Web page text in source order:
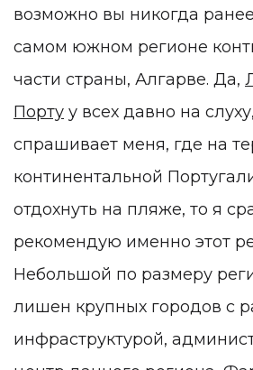
возможно вы никогда
самом южном регионе
части страны, Алгарве. Да,
Порту у всех давно на
спрашивает меня, где на
континентальной
отдохнуть на пляже, то я
рекомендую именно этот
Небольшой по размеру
лишен крупных городов с
инфраструктурой,